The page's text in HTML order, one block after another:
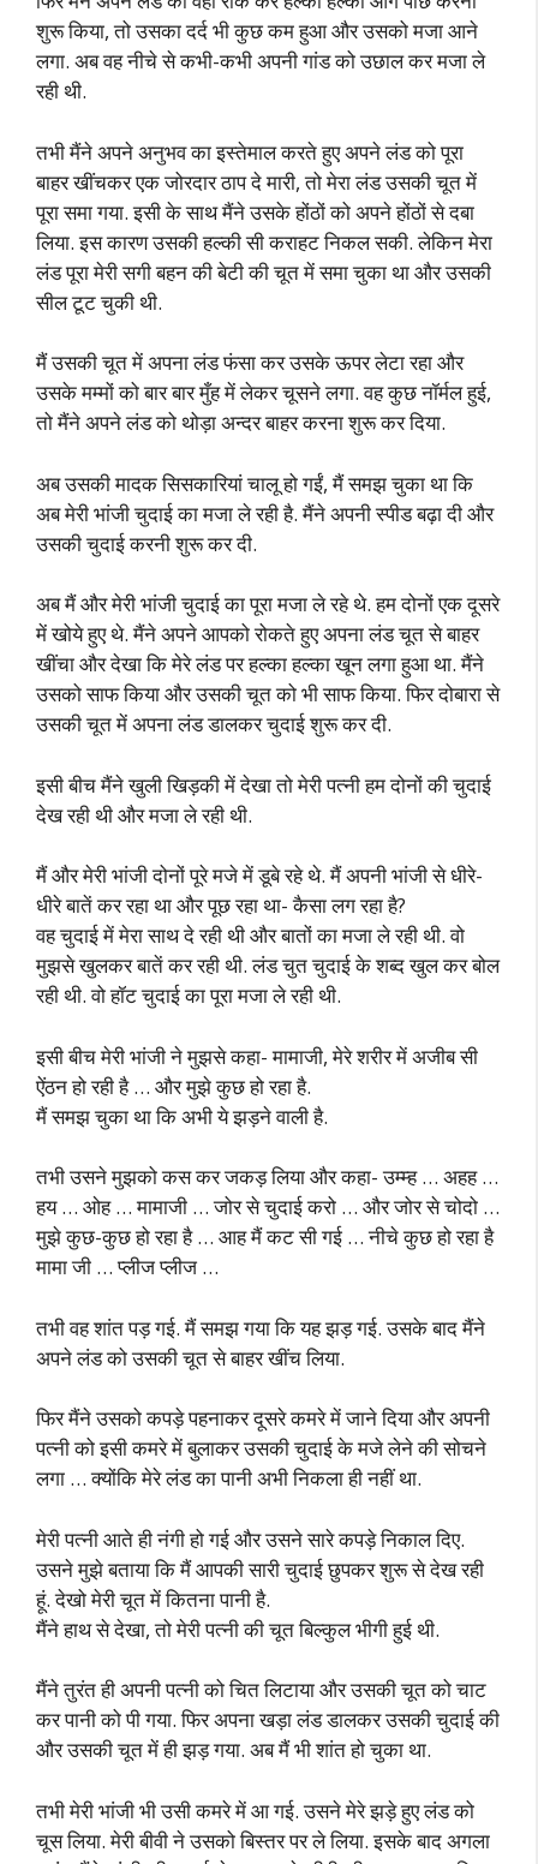
शुरू किया, तो उसका दर्द भी कुछ कम हुआ और उसको मजा आने
लगा. अब वह नीचे से कभी-कभी अपनी गांड को उछाल कर मजा ले
रही थी.
तभी मैंने अपने अनुभव का इस्तेमाल करते हुए अपने लंड को पूरा
बाहर खींचकर एक जोरदार ठाप दे मारी, तो मेरा लंड उसकी चूत में
पूरा समा गया. इसी के साथ मैंने उसके होंठों को अपने होंठों से दबा
लिया. इस कारण उसकी हल्की सी कराहट निकल सकी. लेकिन मेरा
लंड पूरा मेरी सगी बहन की बेटी की चूत में समा चुका था और उसकी
सील टूट चुकी थी.
मैं उसकी चूत में अपना लंड फंसा कर उसके ऊपर लेटा रहा और
उसके मम्मों को बार बार मुँह में लेकर चूसने लगा. वह कुछ नॉर्मल हुई,
तो मैंने अपने लंड को थोड़ा अन्दर बाहर करना शुरू कर दिया.
अब उसकी मादक सिसकारियां चालू हो गईं, मैं समझ चुका था कि
अब मेरी भांजी चुदाई का मजा ले रही है. मैंने अपनी स्पीड बढ़ा दी और
उसकी चुदाई करनी शुरू कर दी.
अब मैं और मेरी भांजी चुदाई का पूरा मजा ले रहे थे. हम दोनों एक दूसरे
में खोये हुए थे. मैंने अपने आपको रोकते हुए अपना लंड चूत से बाहर
खींचा और देखा कि मेरे लंड पर हल्का हल्का खून लगा हुआ था. मैंने
उसको साफ किया और उसकी चूत को भी साफ किया. फिर दोबारा से
उसकी चूत में अपना लंड डालकर चुदाई शुरू कर दी.
इसी बीच मैंने खुली खिड़की में देखा तो मेरी पत्नी हम दोनों की चुदाई
देख रही थी और मजा ले रही थी.
मैं और मेरी भांजी दोनों पूरे मजे में डूबे रहे थे. मैं अपनी भांजी से धीरे-
धीरे बातें कर रहा था और पूछ रहा था- कैसा लग रहा है?
वह चुदाई में मेरा साथ दे रही थी और बातों का मजा ले रही थी. वो
मुझसे खुलकर बातें कर रही थी. लंड चुत चुदाई के शब्द खुल कर बोल
रही थी. वो हॉट चुदाई का पूरा मजा ले रही थी.
इसी बीच मेरी भांजी ने मुझसे कहा- मामाजी, मेरे शरीर में अजीब सी
ऐंठन हो रही है … और मुझे कुछ हो रहा है.
मैं समझ चुका था कि अभी ये झड़ने वाली है.
तभी उसने मुझको कस कर जकड़ लिया और कहा- उम्म्ह … अहह …
हय … ओह … मामाजी … जोर से चुदाई करो … और जोर से चोदो …
मुझे कुछ-कुछ हो रहा है … आह मैं कट सी गई … नीचे कुछ हो रहा है
मामा जी … प्लीज प्लीज …
तभी वह शांत पड़ गई. मैं समझ गया कि यह झड़ गई. उसके बाद मैंने
अपने लंड को उसकी चूत से बाहर खींच लिया.
फिर मैंने उसको कपड़े पहनाकर दूसरे कमरे में जाने दिया और अपनी
पत्नी को इसी कमरे में बुलाकर उसकी चुदाई के मजे लेने की सोचने
लगा … क्योंकि मेरे लंड का पानी अभी निकला ही नहीं था.
मेरी पत्नी आते ही नंगी हो गई और उसने सारे कपड़े निकाल दिए.
उसने मुझे बताया कि मैं आपकी सारी चुदाई छुपकर शुरू से देख रही
हूं. देखो मेरी चूत में कितना पानी है.
मैंने हाथ से देखा, तो मेरी पत्नी की चूत बिल्कुल भीगी हुई थी.
मैंने तुरंत ही अपनी पत्नी को चित लिटाया और उसकी चूत को चाट
कर पानी को पी गया. फिर अपना खड़ा लंड डालकर उसकी चुदाई की
और उसकी चूत में ही झड़ गया. अब मैं भी शांत हो चुका था.
तभी मेरी भांजी भी उसी कमरे में आ गई. उसने मेरे झड़े हुए लंड को
चूस लिया. मेरी बीवी ने उसको बिस्तर पर ले लिया. इसके बाद अगला